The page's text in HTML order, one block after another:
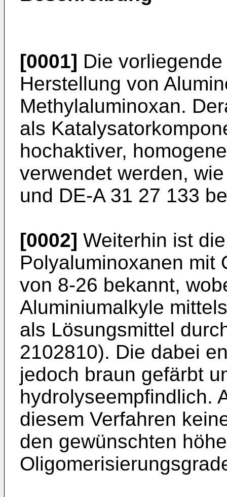
[0001] Die
Herstellung von
Methylaluminoxan.
als
hochaktiver,
verwendet werden,
und DE-A 31 27 133
[0002] Weiterhin ist
Polyaluminoxanen mit
von 8-26 bekannt,
Aluminiumalkyle
als Lösungsmittel
2102810). Die dabei
jedoch braun gefärbt
hydrolyseempfindlich.
diesem Verfahren
den gewünschten